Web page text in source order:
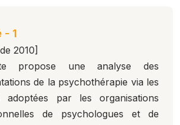
- 1
2010]
propose une analyse des
de la psychothérapie via les
adoptées par les organisations
de psychologues et de